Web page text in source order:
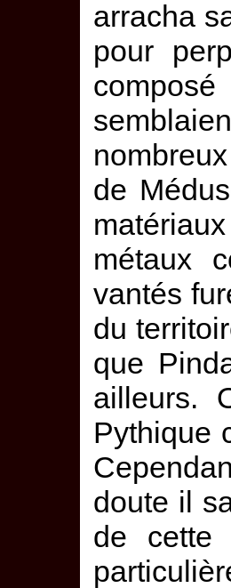
arracha
pour
de
métaux
vantés
du
que
ailleurs.
Pythique
doute il
de cette